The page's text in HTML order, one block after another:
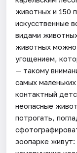
животных и 150
искусственные
видами
животных можно
угощением,
— такому
самых
контактный
неопасные
потрогать,
зоопарке живут: